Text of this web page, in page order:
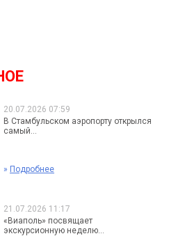
20.07.2026 07:59
В Стамбульском аэропорту открылся
самый...
» Подробнее
21.07.2026 11:17
«Виаполь» посвящает
экскурсионную неделю...